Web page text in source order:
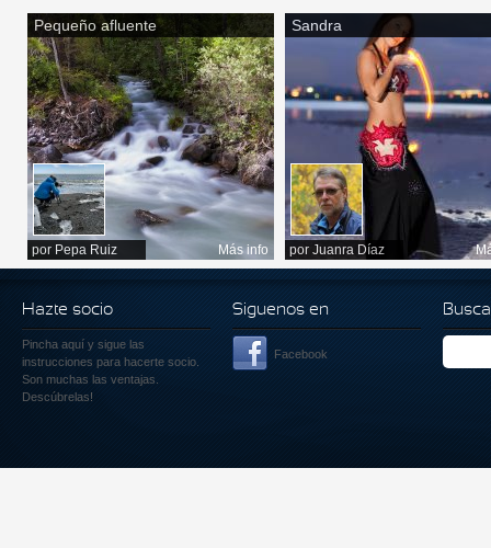
Pequeño afluente
por Pepa Ruiz Más info
Sandra
por Juanra Díaz
Hazte socio
Pincha aquí y sigue las
instrucciones para hacerte socio.
Son muchas las ventajas.
Descúbrelas!
Siguenos en
Facebook